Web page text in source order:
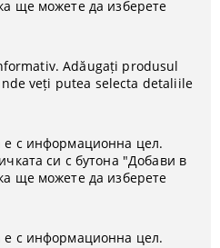
ще можете да изберете
Adăugați produsul
veți putea selecta detaliile
е с информационна цел.
си с бутона "Добави в
ще можете да изберете
е с информационна цел.